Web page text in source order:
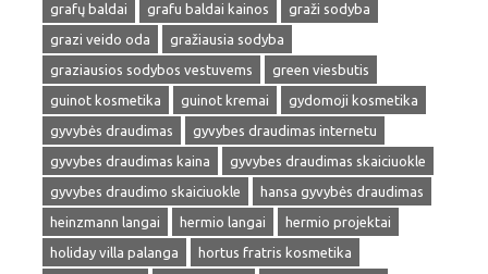
grafų baldai
grafu baldai kainos
graži sodyba
grazi veido oda
gražiausia sodyba
graziausios sodybos vestuvems
green viesbutis
guinot kosmetika
guinot kremai
gydomoji kosmetika
gyvybės draudimas
gyvybes draudimas internetu
gyvybes draudimas kaina
gyvybes draudimas skaiciuokle
gyvybes draudimo skaiciuokle
hansa gyvybės draudimas
heinzmann langai
hermio langai
hermio projektai
holiday villa palanga
hortus fratris kosmetika